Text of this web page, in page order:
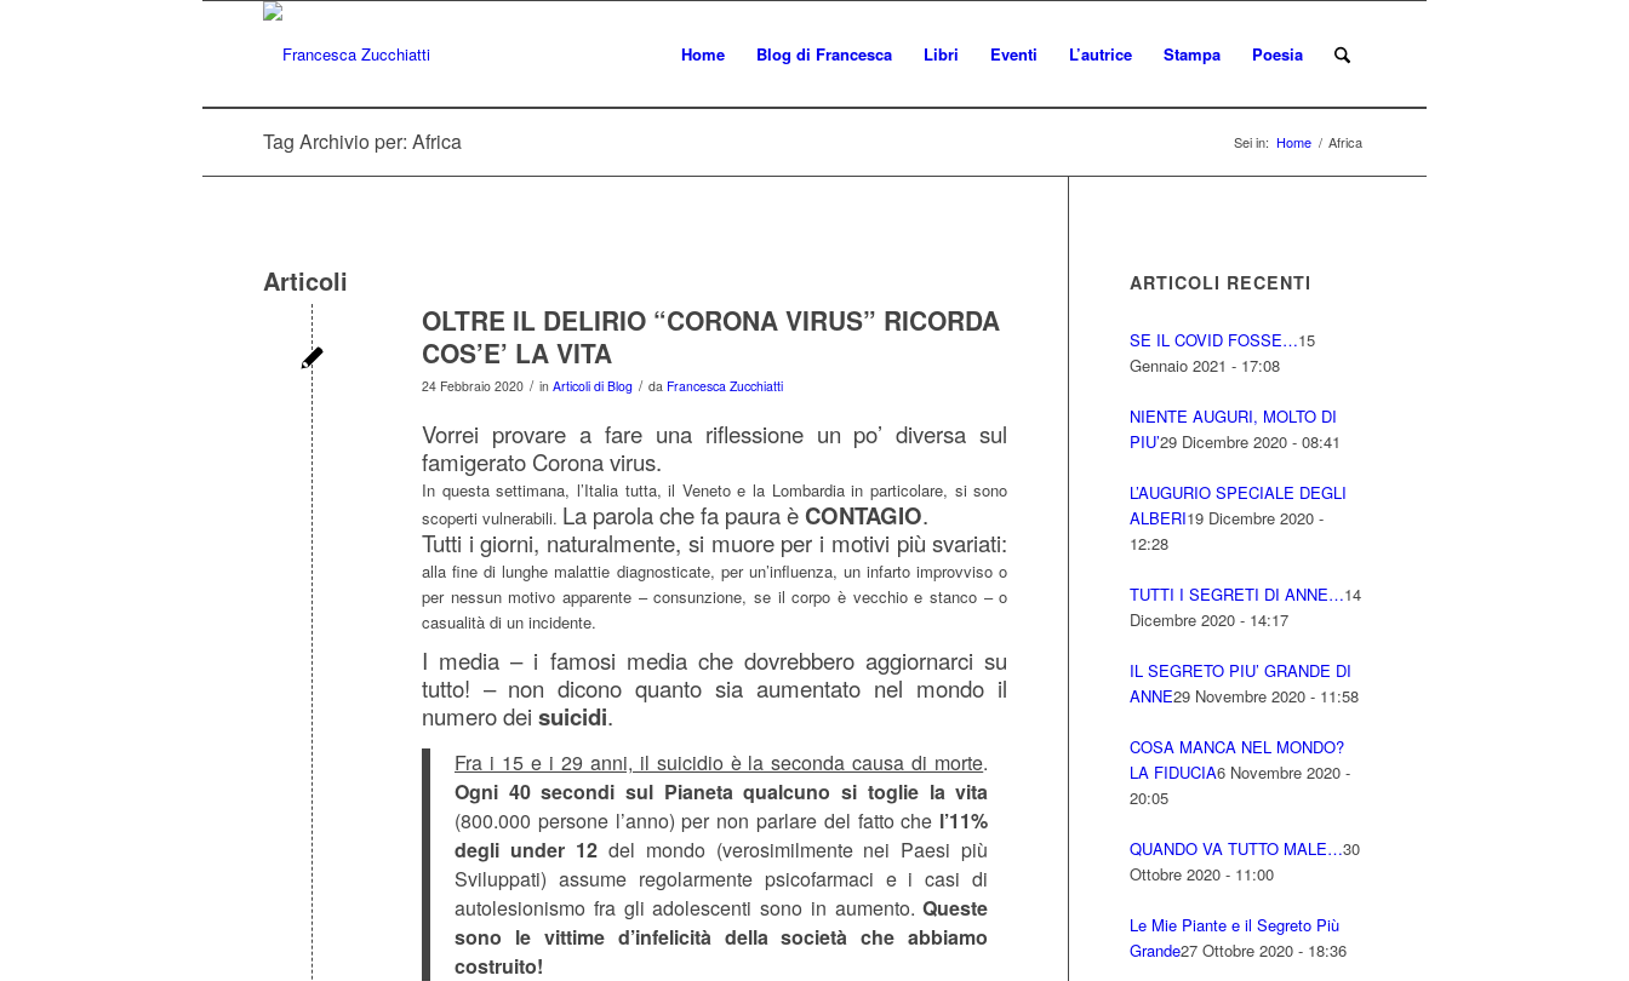
Home Blog di Francesca Libri Eventi L’autrice Stampa Poesia
Tag Archivio per: Africa Sei in: Home / Africa
Articoli
OLTRE IL DELIRIO “CORONA VIRUS” RICORDA
COS’E’ LA VITA
24 Febbraio 2020 / in Articoli di Blog / da Francesca Zucchiatti
Vorrei provare a fare una riflessione un po’ diversa sul
famigerato Corona virus.
In questa settimana, l’Italia tutta, il Veneto e la Lombardia in particolare, si sono
scoperti vulnerabili. La parola che fa paura è CONTAGIO.
Tutti i giorni, naturalmente, si muore per i motivi più svariati:
alla fine di lunghe malattie diagnosticate, per un’influenza, un infarto improvviso o
per nessun motivo apparente – consunzione, se il corpo è vecchio e stanco – o
casualità di un incidente.
I media – i famosi media che dovrebbero aggiornarci su
tutto! – non dicono quanto sia aumentato nel mondo il
numero dei suicidi.
Fra i 15 e i 29 anni, il suicidio è la seconda causa di morte.
Ogni 40 secondi sul Pianeta qualcuno si toglie la vita
(800.000 persone l’anno) per non parlare del fatto che l’11%
degli under 12del mondo (verosimilmente nei Paesi più
Sviluppati) assume regolarmente psicofarmaci e i casi di
autolesionismo fra gli adolescenti sono in aumento.Queste
sono le vittime d’infelicità della società che abbiamo
costruito!
ARTICOLI RECENTI
SE IL COVID FOSSE…15
Gennaio 2021 - 17:08
NIENTE AUGURI, MOLTO DI
PIU’29 Dicembre 2020 - 08:41
L’AUGURIO SPECIALE DEGLI
ALBERI19 Dicembre 2020 -
12:28
TUTTI I SEGRETI DI ANNE…14
Dicembre 2020 - 14:17
IL SEGRETO PIU’ GRANDE DI
ANNE29 Novembre 2020 - 11:58
COSA MANCA NEL MONDO?
LA FIDUCIA6 Novembre 2020 -
20:05
QUANDO VA TUTTO MALE…30
Ottobre 2020 - 11:00
Le Mie Piante e il Segreto Più
Grande27 Ottobre 2020 - 18:36